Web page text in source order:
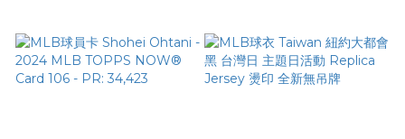
2328
Player Name
Jersey 球迷版 熱轉印
全新